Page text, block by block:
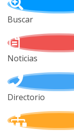
Buscar
Noticias
Directorio